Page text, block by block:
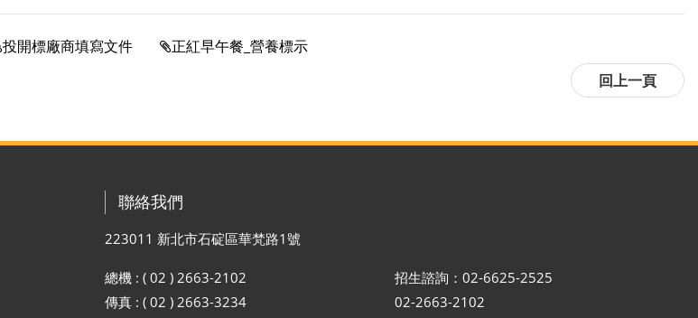
投開標廠商填寫文件 正紅早午餐_營養標示
聯絡我們
223011 新北市石碇區華梵路1號
總機 : ( 02 ) 2663-2102
傳真 : ( 02 ) 2663-3234
招生諮詢：02-6625-2525
02-2663-2102